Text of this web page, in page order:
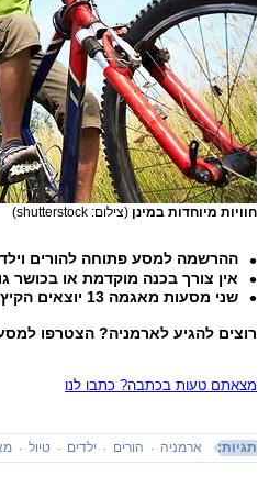
חוויות מיוחדות במינן (צילום: shutterstock)
ההרשמה למסע פתוחה להורים
אין צורך בכנה מוקדמת או בכושר
שני מסעות מאגמה 13 יוצאים הקיץ לארמניה: אחד ביולי ואחד באוגוסט
רוצים להגיע לארמניה? הצטרפו
מצאתם טעות בכתבה? כתבו לנו
תגיות: ארמניה הורים ילדים טיול